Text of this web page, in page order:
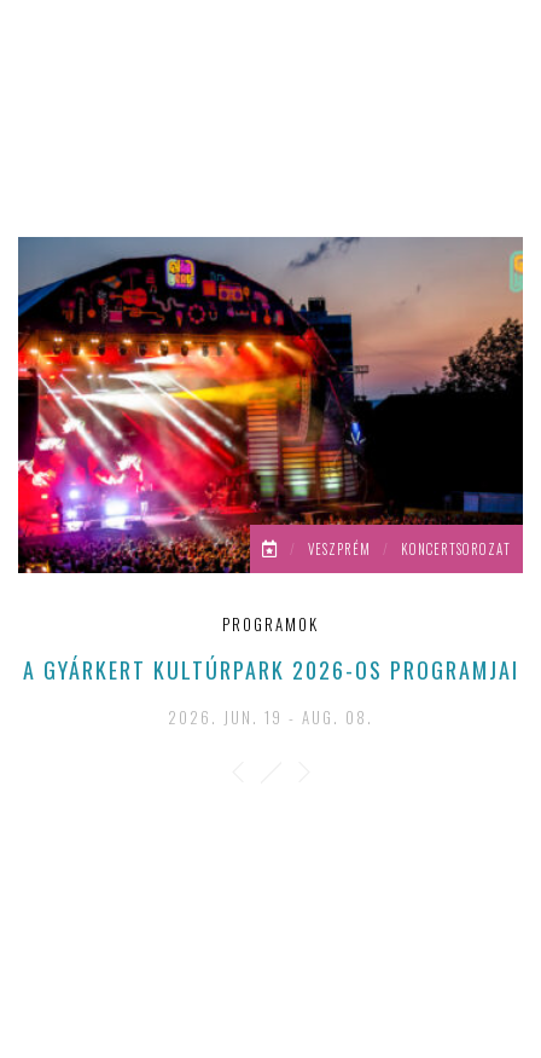
/ VESZPRÉM / KONCERTSOROZAT
PROGRAMOK
A GYÁRKERT KULTÚRPARK 2026-OS PROGRAMJAI
2026. JUN. 19 - AUG. 08.